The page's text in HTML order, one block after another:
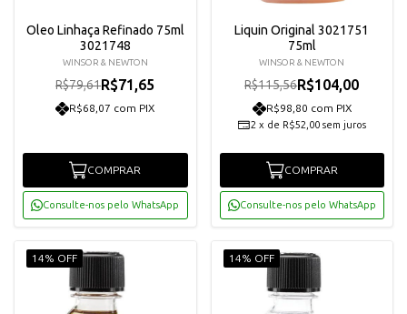
Oleo Linhaça Refinado 75ml
3021748
WINSOR & NEWTON
R$79,61R$71,65
R$68,07 com PIX
COMPRAR
Consulte-nos pelo WhatsApp
Liquin Original 3021751
75ml
WINSOR & NEWTON
R$115,56R$104,00
R$98,80 com PIX
2 x de R$52,00 sem juros
COMPRAR
Consulte-nos pelo WhatsApp
14% OFF 14% OFF